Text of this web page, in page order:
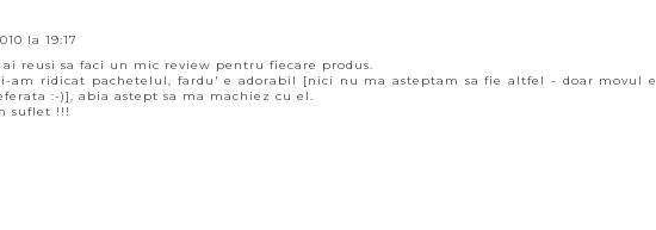
la 19:17
reusi sa faci un mic review pentru fiecare produs.
am ridicat pachetelul, fardu' e adorabil [nici nu ma asteptam sa fie altfel - doar movul e
:-)], abia astept sa ma machiez cu el.
suflet !!!